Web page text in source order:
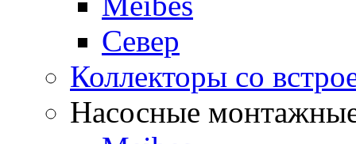
Север
Коллекторы со
Насосные